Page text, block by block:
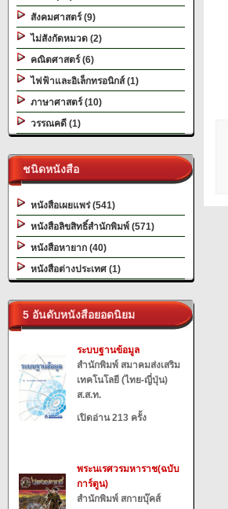
สังคมศาสตร์ (9)
ไม่สังกัดหมวด (2)
คณิตศาสตร์ (6)
ไฟฟ้าและอิเล็กทรอนิกส์ (1)
ภาษาศาสตร์ (10)
วรรณคดี (1)
ชนิดหนังสือ
หนังสือเผยแพร่ (541)
หนังสือลิขสิทธิ์สำนักพิมพ์ (571)
หนังสือหายาก (40)
หนังสือต่างประเทศ (1)
5 อันดับหนังสือยอดนิยม
ระบบฐานข้อมูล
สำนักพิมพ์ สมาคมส่งเสริม
เทคโนโลยี (ไทย-ญี่ปุ่น)
ส.ส.ท.
เปิดอ่าน 213 ครั้ง
พระนเรศวรมหาราช(ฉบับ
การ์ตูน)
สำนักพิมพ์ สกายบุ๊คส์